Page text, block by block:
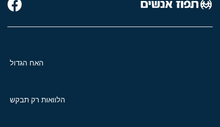
האח הגדול
הלוואות רק תבקש